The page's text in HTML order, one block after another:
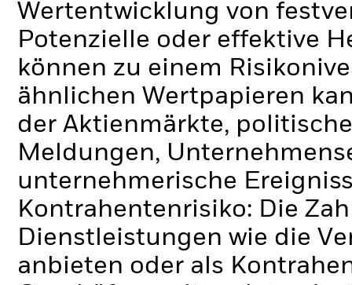
Wertentwicklung von
Potenzielle oder effektive
können zu einem
ähnlichen Wertpapieren
der Aktienmärkte,
Meldungen,
unternehmerische
Kontrahentenrisiko: Die
Dienstleistungen wie die
anbieten oder als